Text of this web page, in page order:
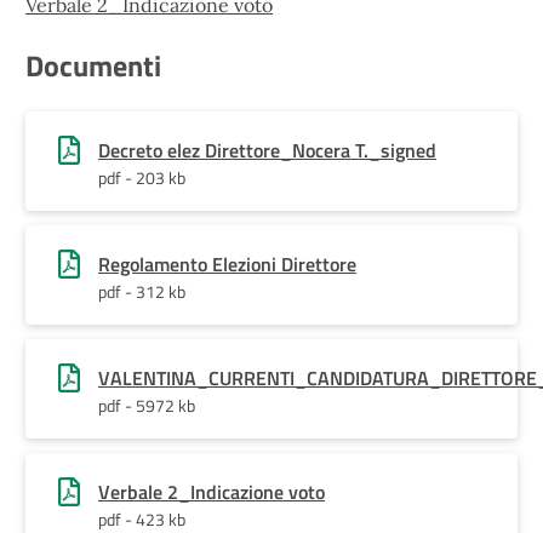
Verbale 2_Indicazione voto
Documenti
Decreto elez Direttore_Nocera T._signed
pdf - 203 kb
Regolamento Elezioni Direttore
pdf - 312 kb
pdf - 5972 kb
Verbale 2_Indicazione voto
pdf - 423 kb